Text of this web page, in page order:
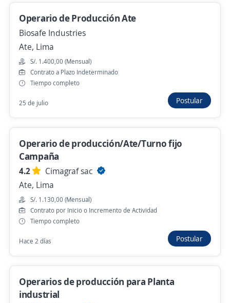
Se precisa Urgente Empleo destacado
Operario de Limpieza Part Time / Mall de
Santa Anita
SAM
Santa Anita, Lima
Hace 1 hora
Operario de Almacen
Ate, Lima
Hace 1 hora
Empleo destacado
Se busca ayudante/ operario/ oficial
armador para estructuras metalicas
Empresa Metal Mecanica S.A. - EMEMSA
Lurin, Lima
Operario de Producción Ate
Biosafe Industries
Ate, Lima
S/. 1.400,00 (Mensual)
Contrato a Plazo Indeterminado
Tiempo completo
25 de julio Postular
Operario de producción/Ate/Turno fijo
Campaña
4.2
Cimagraf sac
Ate, Lima
S/. 1.130,00 (Mensual)
Contrato por Inicio o Incremento de Actividad
Tiempo completo
Hace 2 días Postular
Operarios de producción para Planta
industrial